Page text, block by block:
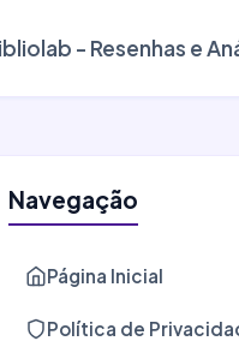
- Resenhas e
Navegação
Página Inicial
Política de